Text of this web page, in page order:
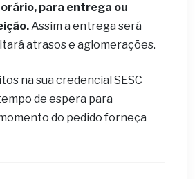
para entrega ou
Assim a entrega será
atrasos e aglomerações.
na sua credencial SESC
de espera para
do pedido forneça